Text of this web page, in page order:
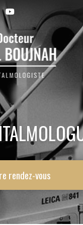
rendez-vous